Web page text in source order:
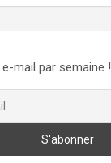
mail par semaine !